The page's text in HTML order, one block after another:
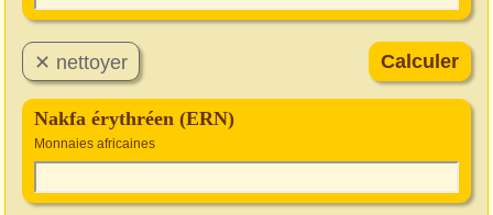
Nakfa érythréen (ERN)
Monnaies africaines